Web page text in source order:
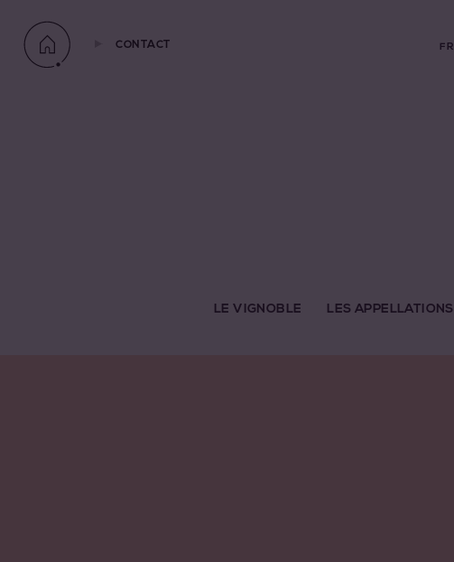
CONTACT FR
LE VIGNOBLE LES APPELLATIONS